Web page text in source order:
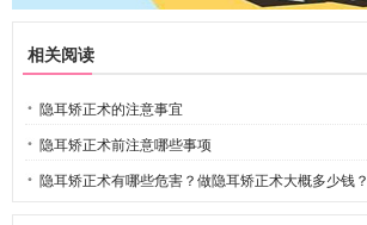
相关阅读
隐耳矫正术的注意事宜
隐耳矫正术前注意哪些事项
隐耳矫正术有哪些危害？做隐耳矫正术大概多少钱？